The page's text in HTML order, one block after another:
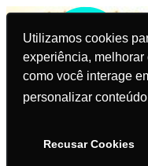
Utilizamos cookies
experiência,
como você interage
personalizar
Recusar Cookies